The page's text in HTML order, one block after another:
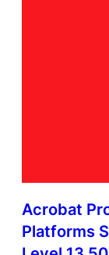
Acrobat
Platforms